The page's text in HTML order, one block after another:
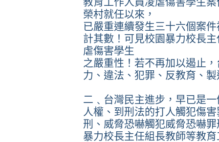
榮村就任以來，
已嚴重連續發生三十六個案
計其數！可見校園暴力校長
虐傷害學生
之嚴重性！若不再加以遏止
力、違法、犯罪、反教育、
二﹑台灣民主進步，早已是
人權、到刑法的打人觸犯傷
刑、威脅恐嚇觸犯威脅恐嚇
暴力校長主任組長教師等教